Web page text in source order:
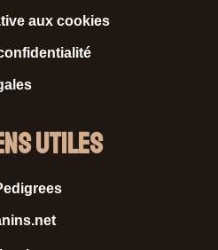
aux cookies
utiles